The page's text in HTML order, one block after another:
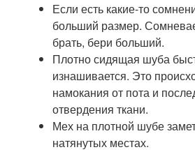
Если есть какие-то
больший размер.
брать, бери больший.
Плотно сидящая шуба
изнашивается. Это
намокания от пота и
отвердения ткани.
Мех на плотной шубе
натянутых местах.